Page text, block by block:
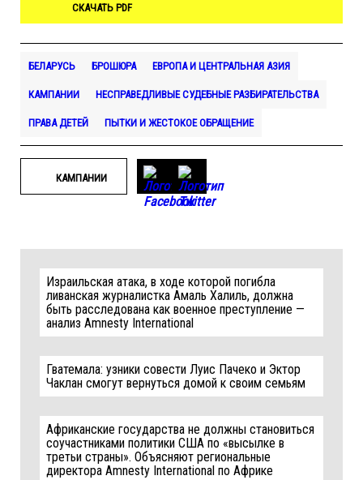
СКАЧАТЬ PDF
БЕЛАРУСЬ БРОШЮРА ЕВРОПА И ЦЕНТРАЛЬНАЯ АЗИЯ
КАМПАНИИ НЕСПРАВЕДЛИВЫЕ СУДЕБНЫЕ РАЗБИРАТЕЛЬСТВА
ПРАВА ДЕТЕЙ ПЫТКИ И ЖЕСТОКОЕ ОБРАЩЕНИЕ
КАМПАНИИ
Израильская атака, в ходе которой погибла
ливанская журналистка Амаль Халиль, должна
быть расследована как военное преступление —
анализ Amnesty International
Гватемала: узники совести Луис Пачеко и Эктор
Чаклан смогут вернуться домой к своим семьям
Африканские государства не должны становиться
соучастниками политики США по «высылке в
третьи страны». Объясняют региональные
директора Amnesty International по Африке